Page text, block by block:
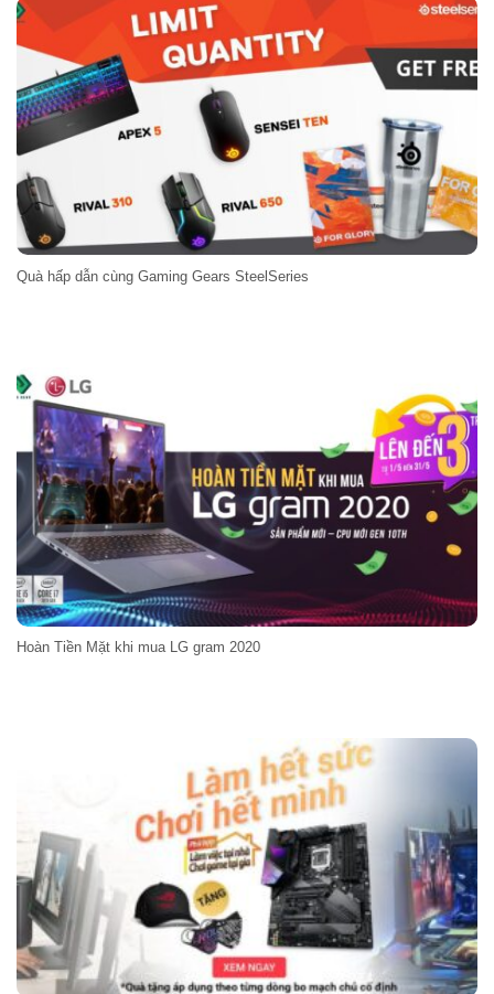
Quà hấp dẫn cùng Gaming Gears SteelSeries
Hoàn Tiền Mặt khi mua LG gram 2020